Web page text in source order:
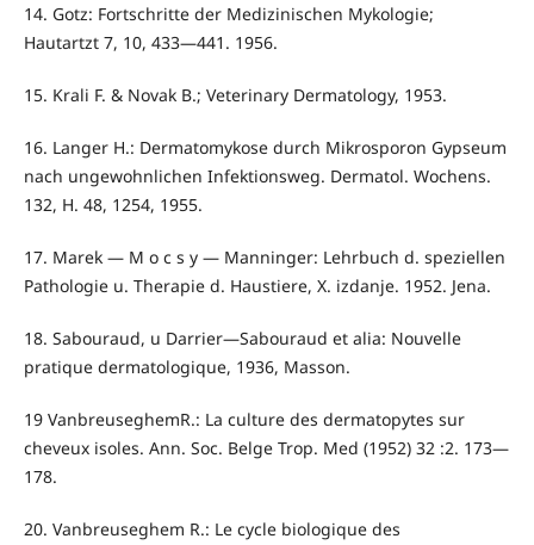
14. Gotz: Fortschritte der Medizinischen Mykologie;
Hautartzt 7, 10, 433—441. 1956.
15. Krali F. & Novak B.; Veterinary Dermatology, 1953.
16. Langer H.: Dermatomykose durch Mikrosporon Gypseum
nach ungewohnlichen Infektionsweg. Dermatol. Wochens.
132, H. 48, 1254, 1955.
17. Marek — M o c s y — Manninger: Lehrbuch d. speziellen
Pathologie u. Therapie d. Haustiere, X. izdanje. 1952. Jena.
18. Sabouraud, u Darrier—Sabouraud et alia: Nouvelle
pratique dermatologique, 1936, Masson.
19 VanbreuseghemR.: La culture des dermatopytes sur
cheveux isoles. Ann. Soc. Belge Trop. Med (1952) 32 :2. 173—
178.
20. Vanbreuseghem R.: Le cycle biologique des